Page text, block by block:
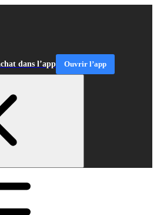
dans l’app Ouvrir l’app